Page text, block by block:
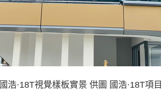
國浩·18T視覺樣板實景 供圖 國浩·18T項目